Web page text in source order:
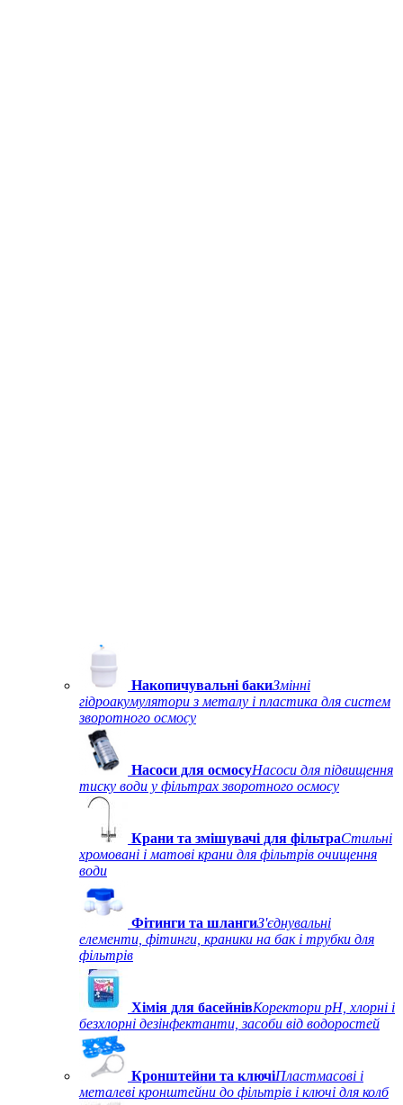
Накопичувальні бакиЗмінні
гідроакумулятори з металу і пластика для систем
зворотного осмосу
Насоси для осмосуНасоси для підвищення
тиску води у фільтрах зворотного осмосу
Крани та змішувачі для фільтраСтильні
хромовані і матові крани для фільтрів очищення
води
Фітинги та шлангиЗ'єднувальні
елементи, фітинги, краники на бак і трубки для
фільтрів
Хімія для басейнівКоректори рН, хлорні і
безхлорні дезінфектанти, засоби від водоростей
Кронштейни та ключіПластмасові і
металеві кронштейни до фільтрів і ключі для колб